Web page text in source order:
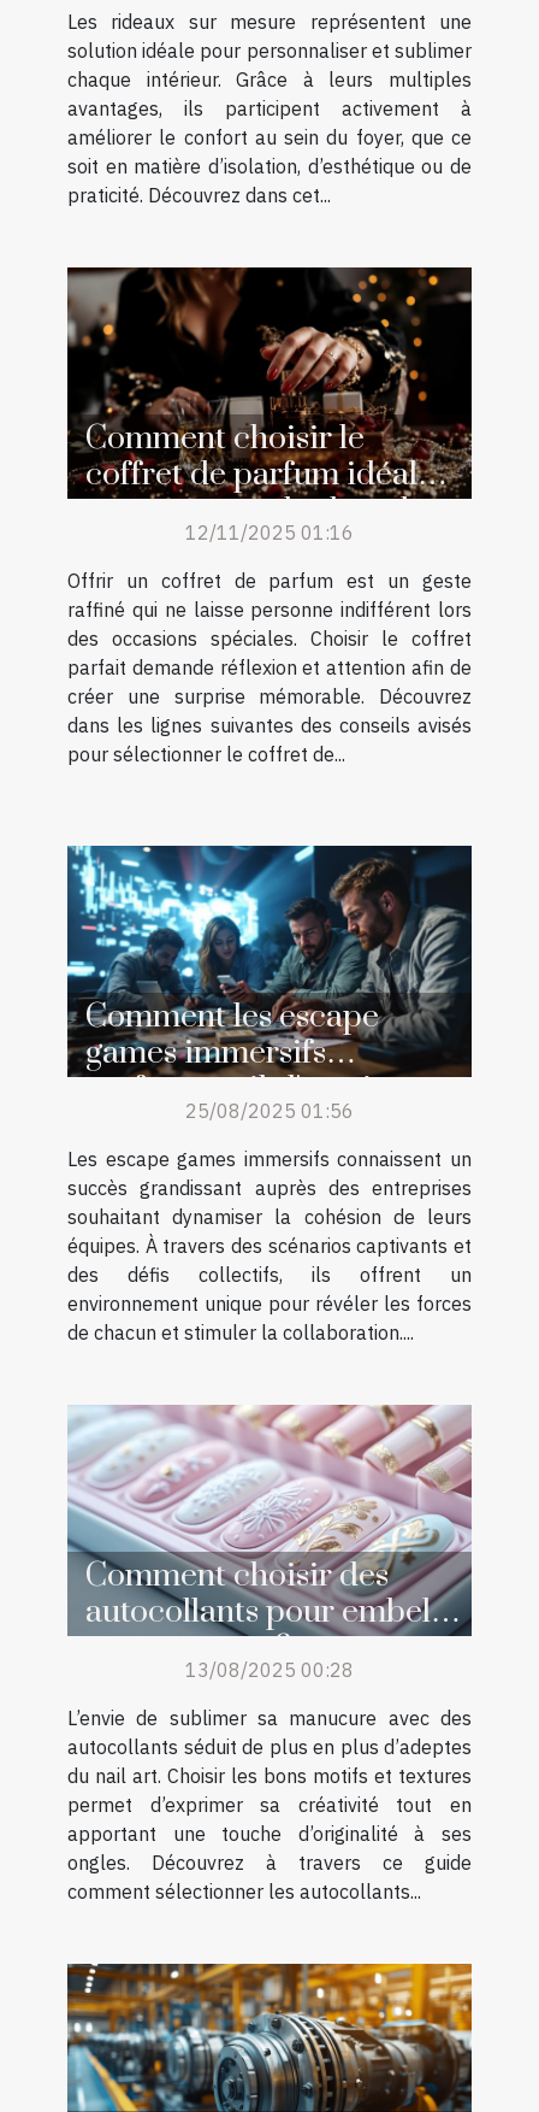
Les rideaux sur mesure représentent une
solution idéale pour personnaliser et sublimer
chaque intérieur. Grâce à leurs multiples
avantages, ils participent activement à
améliorer le confort au sein du foyer, que ce
soit en matière d’isolation, d’esthétique ou de
praticité. Découvrez dans cet...
Comment choisir le
coffret de parfum idéal
pour surprendre lors des
occasions spéciales ?
12/11/2025 01:16
Offrir un coffret de parfum est un geste
raffiné qui ne laisse personne indifférent lors
des occasions spéciales. Choisir le coffret
parfait demande réflexion et attention afin de
créer une surprise mémorable. Découvrez
dans les lignes suivantes des conseils avisés
pour sélectionner le coffret de...
Comment les escape
games immersifs
renforcent-ils l'esprit
d'équipe ?25/08/2025 01:56
Les escape games immersifs connaissent un
succès grandissant auprès des entreprises
souhaitant dynamiser la cohésion de leurs
équipes. À travers des scénarios captivants et
des défis collectifs, ils offrent un
environnement unique pour révéler les forces
de chacun et stimuler la collaboration....
Comment choisir des
autocollants pour embellir
sa manucure ?
13/08/2025 00:28
L’envie de sublimer sa manucure avec des
autocollants séduit de plus en plus d’adeptes
du nail art. Choisir les bons motifs et textures
permet d’exprimer sa créativité tout en
apportant une touche d’originalité à ses
ongles. Découvrez à travers ce guide
comment sélectionner les autocollants...